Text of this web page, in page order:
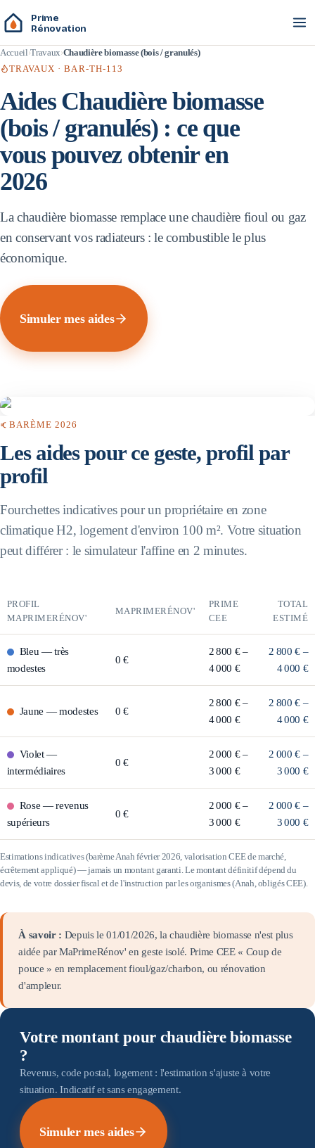
Prime
Rénovation
Accueil Travaux Chaudière biomasse (bois / granulés)
TRAVAUX · BAR-TH-113
AidesChaudière biomasse
(bois / granulés): ce que
vous pouvez obtenir en
2026
La chaudière biomasse remplace une chaudière fioul ou gaz
en conservant vos radiateurs : le combustible le plus
économique.
Simuler mes aides
BARÈME 2026
Les aides pour ce geste, profil par
profil
Fourchettes indicatives pour un propriétaire en zone
climatique H2, logement d'environ 100 m². Votre situation
peut différer : le simulateur l'affine en 2 minutes.
PROFIL
MAPRIMERÉNOV'
MAPRIMERÉNOV'
PRIME
CEE
TOTAL
ESTIMÉ
Bleu —très
modestes
0 €
2 800 € –
4 000 €
2 800 € –
4 000 €
Jaune —modestes 0 €
2 800 € –
4 000 €
2 800 € –
4 000 €
Violet—
intermédiaires
0 €
2 000 € –
3 000 €
2 000 € –
3 000 €
Rose —revenus
supérieurs
0 €
2 000 € –
3 000 €
2 000 € –
3 000 €
Estimations indicatives (barème Anah février 2026, valorisation CEE de marché,
écrêtement appliqué) — jamais un montant garanti. Le montant définitif dépend du
devis, de votre dossier fiscal et de l'instruction par les organismes (Anah, obligés CEE).
À savoir : Depuis le 01/01/2026, la chaudière biomasse n'est plus
aidée par MaPrimeRénov' en geste isolé. Prime CEE « Coup de
pouce » en remplacement fioul/gaz/charbon, ou rénovation
d'ampleur.
Votre montant pour chaudière biomasse
?
Revenus, code postal, logement : l'estimation s'ajuste à votre
situation. Indicatif et sans engagement.
Simuler mes aides